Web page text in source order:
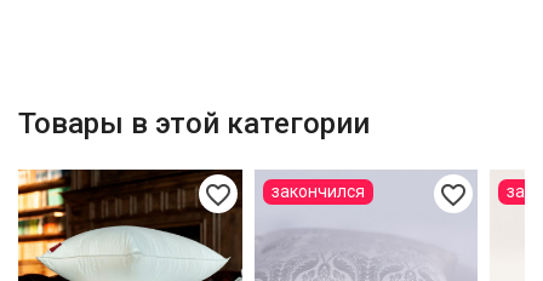
Товары в этой категории
favorite_border favorite_border
закончился